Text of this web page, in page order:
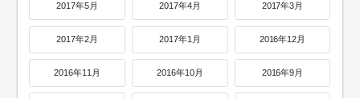
2017年5月 2017年4月 2017年3月
2017年2月 2017年1月 2016年12月
2016年11月 2016年10月 2016年9月